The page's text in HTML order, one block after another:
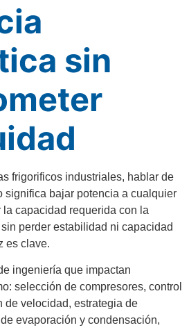
sin
frigorificos industriales, hablar de
significa bajar potencia a cualquier
capacidad requerida con la
perder estabilidad ni capacidad
es clave.
ingeniería que impactan
selección de compresores, control
de velocidad, estrategia de
evaporación y condensación,